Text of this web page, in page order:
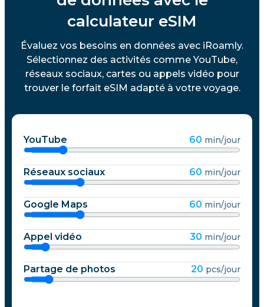
calculateur eSIM
Évaluez vos besoins en données avec iRoamly.
Sélectionnez des activités comme YouTube,
réseaux sociaux, cartes ou appels vidéo pour
trouver le forfait eSIM adapté à votre voyage.
YouTube 60 min/jour
Réseaux sociaux 60 min/jour
Google Maps 60 min/jour
Appel vidéo 30 min/jour
Partage de photos 20 pcs/jour